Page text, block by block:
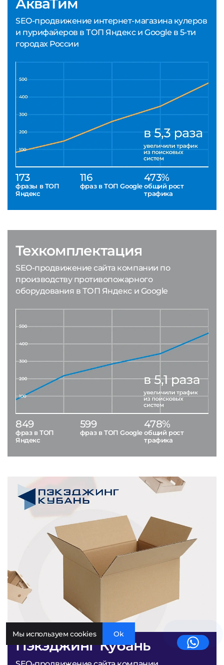
АкваТим
SEO-продвижение интернет-магазина кулеров
и пурифайеров в ТОП Яндекс и Google в 5-ти
городах России
173
фразы в ТОП
Яндекс
116
фраз в ТОП Google
473%
общий рост
трафика
Пэкэджинг Кубань
Техкомплектация
SEO-продвижение сайта компании по
производству противопожарного
оборудования в ТОП Яндекс и Google
849
фраз в ТОП
Яндекс
599
фраз в ТОП Google
478%
общий рост
трафика
Мы используем cookies Ok